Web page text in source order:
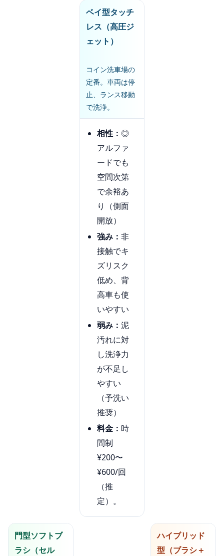
ベイ型タッチ
レス（高圧ジ
ェット）
コイン洗車場の
定番。車両は停
止、ランス移動
で洗浄。
相性：◎
アルファ
ードでも
空間次第
で余裕あ
り（側面
開放）
強み：非
接触でキ
ズリスク
低め、背
高車も使
いやすい
弱み：泥
汚れに対
し洗浄力
が不足し
やすい
（予洗い
推奨）
料金： 時
間制
¥200〜
¥600/回
（推
定）。
門型ソフトブ
ラシ（セル
ハイブリッド
型（ブラシ＋